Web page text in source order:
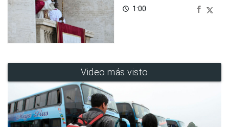
access_time 1:00
Video más visto